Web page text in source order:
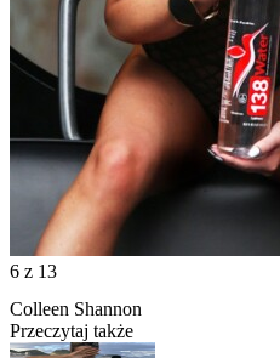
6 z 13
Colleen Shannon
Przeczytaj także